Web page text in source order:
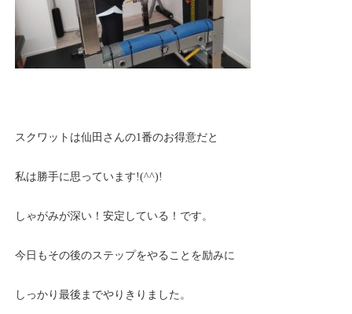
スクワットは仙田さんの1番のお得意だと
私は勝手に思っています!(^^)!
しゃがみが深い！安定している！です。
今日もその後のステップをやることを励みに
しっかり最後までやりきりました。